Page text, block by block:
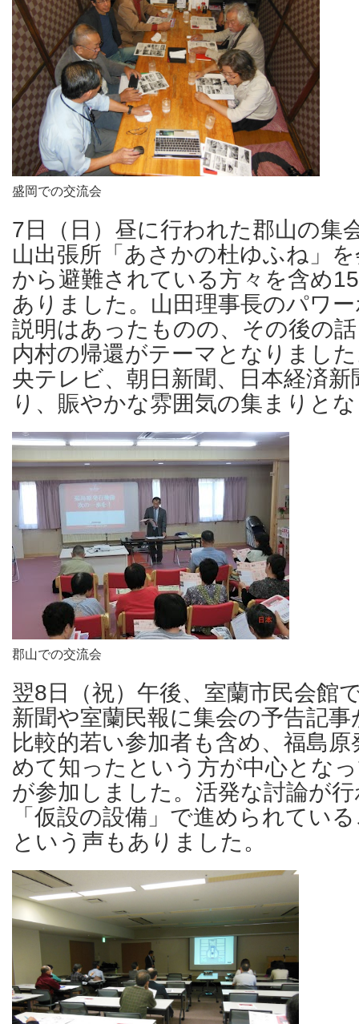
盛岡での交流会
7日（日）昼に行われた郡山の集
山出張所「あさかの杜ゆふね」
から避難されている方々を含め
ありました。山田理事長のパワ
説明はあったものの、その後の
内村の帰還がテーマとなりまし
央テレビ、朝日新聞、日本経済
り、賑やかな雰囲気の集まりと
郡山での交流会
翌8日（祝）午後、室蘭市民会館
新聞や室蘭民報に集会の予告記
比較的若い参加者も含め、福島
めて知ったという方が中心とな
が参加しました。活発な討論が
「仮設の設備」で進められてい
という声もありました。